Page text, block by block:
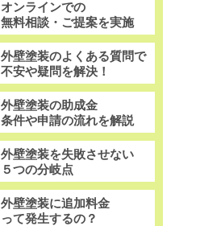
オンラインでの
無料相談・ご提案を実施
外壁塗装のよくある質問で
不安や疑問を解決！
外壁塗装の助成金
条件や申請の流れを解説
外壁塗装を失敗させない
５つの分岐点
外壁塗装に追加料金
って発生するの？